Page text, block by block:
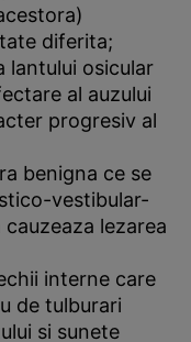
diferita;
lantului osicular
al auzului
progresiv al
benigna ce se
vestibular-
lezarea
interne care
de tulburari
si sunete